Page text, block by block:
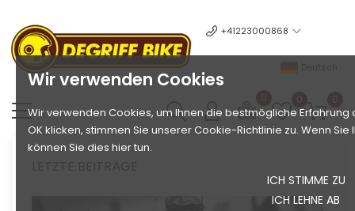
Wir verwenden Cookies
Wir verwenden Cookies, um Ihnen die bestmögliche
OK klicken, stimmen Sie unserer Cookie-Richtlinie zu. Wenn
können Sie dies hier tun.
ICH STIMME ZU
ICH LEHNE AB
+41223000868